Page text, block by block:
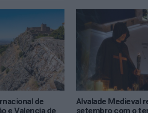
de
e Valencia de
Alvalade Medieval
setembro com o